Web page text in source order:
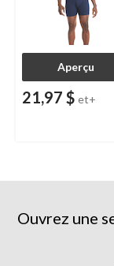
Aperçu
21,97 $ et+
Ouvrez une